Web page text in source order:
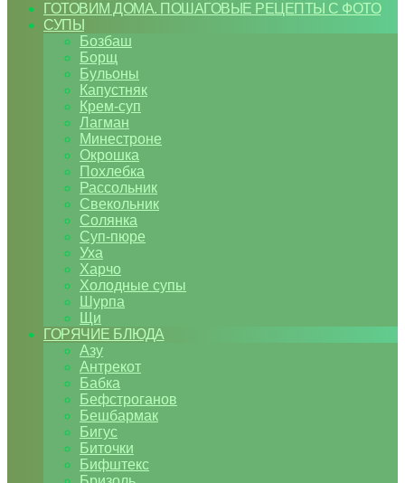
ГОТОВИМ ДОМА. ПОШАГОВЫЕ РЕЦЕПТЫ С ФОТО
СУПЫ
Бозбаш
Борщ
Бульоны
Капустняк
Крем-суп
Лагман
Минестроне
Окрошка
Похлебка
Рассольник
Свекольник
Солянка
Суп-пюре
Уха
Харчо
Холодные супы
Шурпа
Щи
ГОРЯЧИЕ БЛЮДА
Азу
Антрекот
Бабка
Бефстроганов
Бешбармак
Бигус
Биточки
Бифштекс